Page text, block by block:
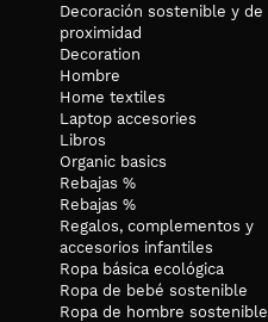
Decoración sostenible y de
proximidad
Decoration
Hombre
Home textiles
Laptop accesories
Libros
Organic basics
Rebajas %
Rebajas %
Regalos, complementos y
accesorios infantiles
Ropa básica ecológica
Ropa de bebé sostenible
Ropa de hombre sostenible